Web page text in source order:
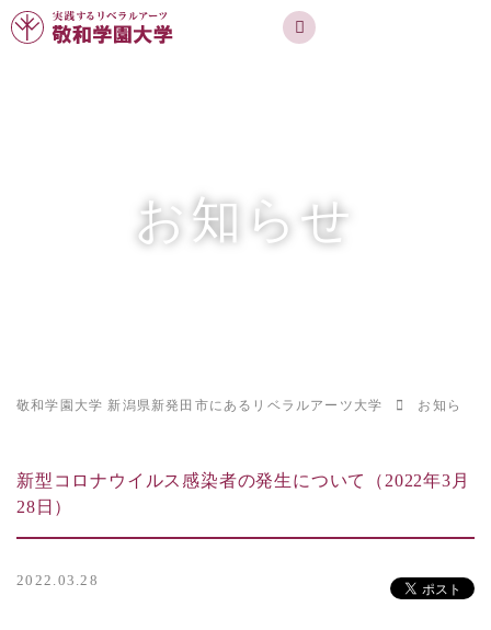
実践するリベラルアーツ 敬和学園大学
お知らせ
敬和学園大学 新潟県新発田市にあるリベラルアーツ大学 お知らせ
新型コロナウイルス感染者の発生について（2022年3月
28日）
2022.03.28